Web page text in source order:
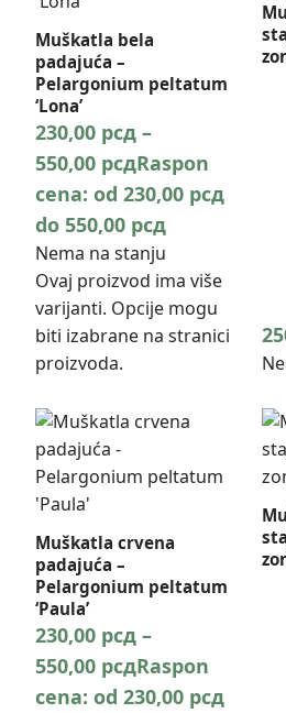
Muškatla bela
padajuća –
Pelargonium peltatum
‘Lona’
230,00 рсд –
550,00 рсдRaspon
cena: od 230,00 рсд
do 550,00 рсд
Nema na stanju
Ovaj proizvod ima više
varijanti. Opcije mogu
biti izabrane na stranici
proizvoda.
Muškatla crvena
padajuća –
Pelargonium peltatum
‘Paula’
230,00 рсд –
550,00 рсдRaspon
cena: od 230,00 рсд